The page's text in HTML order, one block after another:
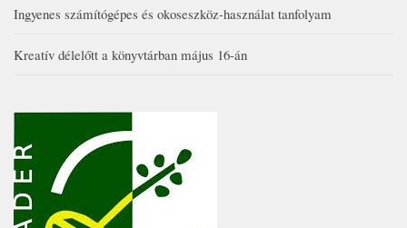
Ingyenes számítógépes és okoseszköz-használat tanfolyam
Kreatív délelőtt a könyvtárban május 16-án